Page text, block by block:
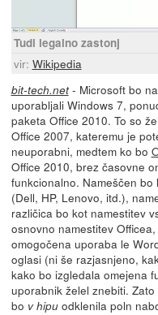
Tudi legalno zastonj
vir: Wikipedia
bit-tech.net- Microsoft bo
uporabljali Windows 7,
paketa Office 2010. To so
Office 2007, kateremu je
neuporabni, medtem ko bo
Office 2010, brez časovne
funkcionalno. Nameščen
(Dell, HP, Lenovo, itd.),
različica bo kot namestitev
osnovno namestitev
omogočena uporaba le
oglasi (ni še razjasnjeno,
kako bo izgledala omejena
uporabnik želel znebiti.
bo v hipuodklenila poln